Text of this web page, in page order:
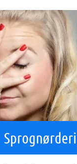
Sprognørderi